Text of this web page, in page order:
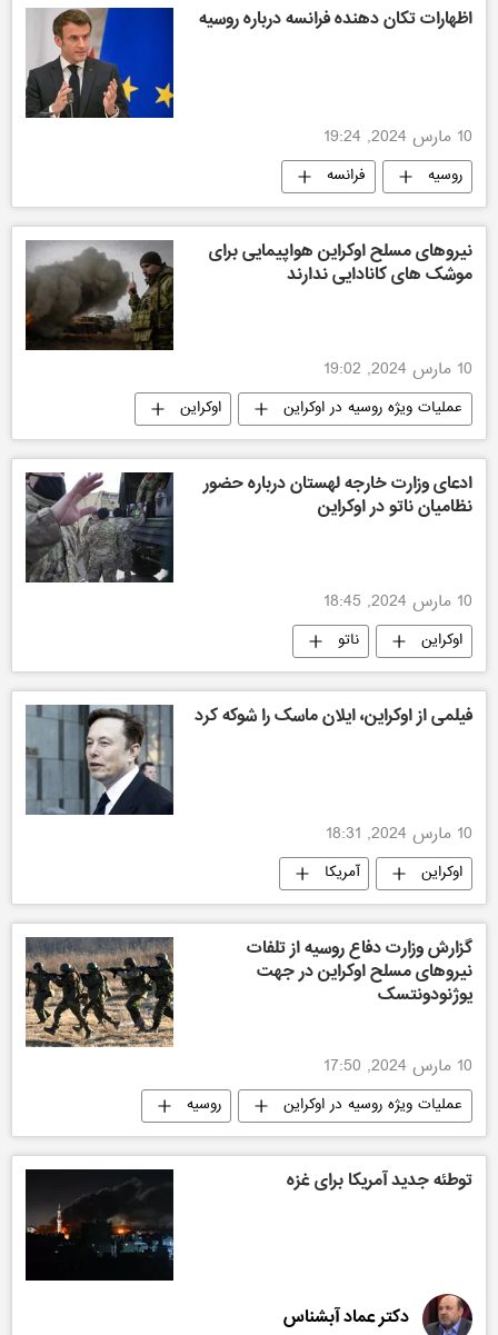
اظهارات تکان دهنده فرانسه درباره روسیه
10 مارس 2024, 19:24
روسیه فرانسه
نیروهای مسلح اوکراین هواپیمایی برای
موشک های کانادایی ندارند
10 مارس 2024, 19:02
عملیات ویژه روسیه در اوکراین
اوکراین
کانادا
ادعای وزارت خارجه لهستان درباره حضور
نظامیان ناتو در اوکراین
10 مارس 2024, 18:45
اوکراین ناتو
فیلمی از اوکراین، ایلان ماسک را شوکه کرد
10 مارس 2024, 18:31
اوکراین آمریکا
گزارش وزارت دفاع روسیه از تلفات
نیروهای مسلح اوکراین در جهت
یوژنودونتسک
10 مارس 2024, 17:50
عملیات ویژه روسیه در اوکراین
روسیه
اوکراین
توطئه جدید آمریکا برای غزه
دکتر عماد آبشناس